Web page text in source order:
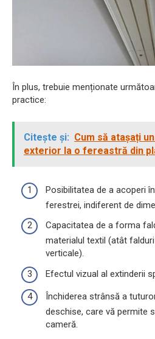
În plus, trebuie menționate
practice:
Citește și: Cum să atașați
exterior la o fereastră din
Posibilitatea de a acoperi
ferestrei, indiferent de
Capacitatea de a forma
materialul textil (atât
verticale).
Efectul vizual al extinderii
Închiderea strânsă a
deschise, care vă permite
cameră.